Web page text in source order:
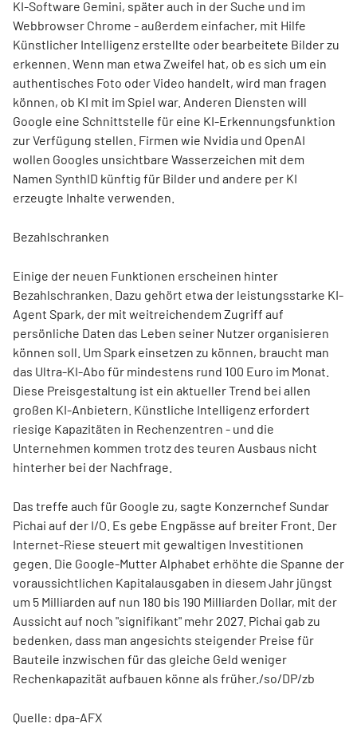
KI-Software Gemini, später auch in der Suche und im
Webbrowser Chrome - außerdem einfacher, mit Hilfe
Künstlicher Intelligenz erstellte oder bearbeitete Bilder zu
erkennen. Wenn man etwa Zweifel hat, ob es sich um ein
authentisches Foto oder Video handelt, wird man fragen
können, ob KI mit im Spiel war. Anderen Diensten will
Google eine Schnittstelle für eine KI-Erkennungsfunktion
zur Verfügung stellen. Firmen wie Nvidia und OpenAI
wollen Googles unsichtbare Wasserzeichen mit dem
Namen SynthID künftig für Bilder und andere per KI
erzeugte Inhalte verwenden.
Bezahlschranken
Einige der neuen Funktionen erscheinen hinter
Bezahlschranken. Dazu gehört etwa der leistungsstarke KI-
Agent Spark, der mit weitreichendem Zugriff auf
persönliche Daten das Leben seiner Nutzer organisieren
können soll. Um Spark einsetzen zu können, braucht man
das Ultra-KI-Abo für mindestens rund 100 Euro im Monat.
Diese Preisgestaltung ist ein aktueller Trend bei allen
großen KI-Anbietern. Künstliche Intelligenz erfordert
riesige Kapazitäten in Rechenzentren - und die
Unternehmen kommen trotz des teuren Ausbaus nicht
hinterher bei der Nachfrage.
Das treffe auch für Google zu, sagte Konzernchef Sundar
Pichai auf der I/O. Es gebe Engpässe auf breiter Front. Der
Internet-Riese steuert mit gewaltigen Investitionen
gegen. Die Google-Mutter Alphabet erhöhte die Spanne der
voraussichtlichen Kapitalausgaben in diesem Jahr jüngst
um 5 Milliarden auf nun 180 bis 190 Milliarden Dollar, mit der
Aussicht auf noch "signifikant" mehr 2027. Pichai gab zu
bedenken, dass man angesichts steigender Preise für
Bauteile inzwischen für das gleiche Geld weniger
Rechenkapazität aufbauen könne als früher./so/DP/zb
Quelle: dpa-AFX